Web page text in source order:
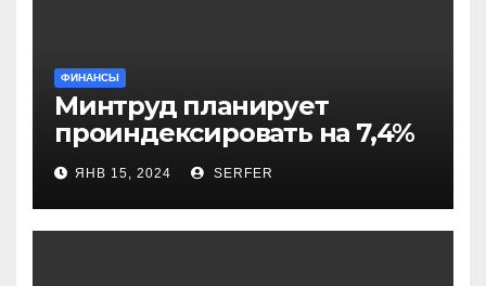
ФИНАНСЫ
Минтруд планирует
проиндексировать на 7,4%
более 40 выплат и
компенсаций
ЯНВ 15, 2024 SERFER